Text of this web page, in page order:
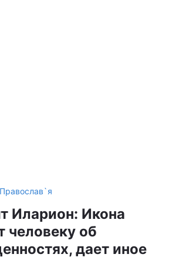
Православ`я
Иларион: Икона
человеку об
дает иное